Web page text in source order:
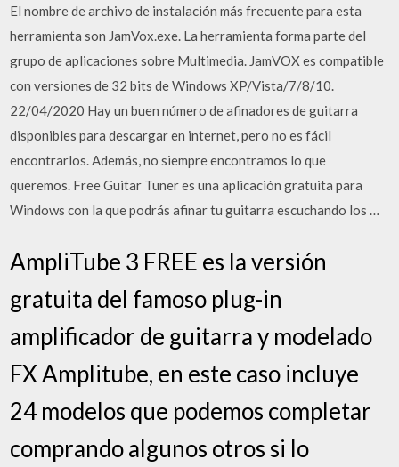
El nombre de archivo de instalación más frecuente para esta
herramienta son JamVox.exe. La herramienta forma parte del
grupo de aplicaciones sobre Multimedia. JamVOX es compatible
con versiones de 32 bits de Windows XP/Vista/7/8/10.
22/04/2020 Hay un buen número de afinadores de guitarra
disponibles para descargar en internet, pero no es fácil
encontrarlos. Además, no siempre encontramos lo que
queremos. Free Guitar Tuner es una aplicación gratuita para
Windows con la que podrás afinar tu guitarra escuchando los …
AmpliTube 3 FREE es la versión
gratuita del famoso plug-in
amplificador de guitarra y modelado
FX Amplitube, en este caso incluye
24 modelos que podemos completar
comprando algunos otros si lo